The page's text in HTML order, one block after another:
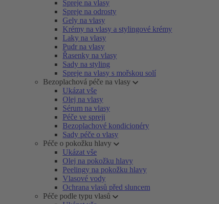
Spreje na vlasy
Spreje na odrosty
Gely na vlasy
Krémy na vlasy a stylingové krémy
Laky na vlasy
Pudr na vlasy
Řasenky na vlasy
Sady na styling
Spreje na vlasy s mořskou solí
Bezoplachová péče na vlasy
Ukázat vše
Olej na vlasy
Sérum na vlasy
Péče ve spreji
Bezoplachové kondicionéry
Sady péče o vlasy
Péče o pokožku hlavy
Ukázat vše
Olej na pokožku hlavy
Peelingy na pokožku hlavy
Vlasové vody
Ochrana vlasů před sluncem
Péče podle typu vlasů